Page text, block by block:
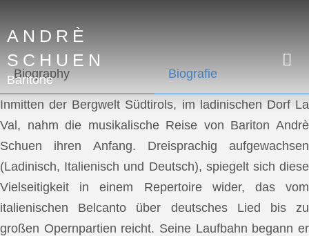
ANDRÈ
SCHUEN
Baritone
Biography Biografie
Inmitten der Bergwelt Südtirols, im ladinischen Dorf La
Val, nahm die musikalische Reise von Bariton Andrè
Schuen ihren Anfang. Dreisprachig aufgewachsen
(Ladinisch, Italienisch und Deutsch), spiegelt sich diese
Vielseitigkeit in einem Repertoire wider, das vom
italienischen Belcanto über deutsches Lied bis zu
großen Opernpartien reicht. Seine Laufbahn begann er